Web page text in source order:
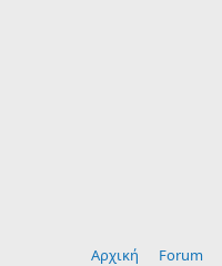
Αρχική Forum